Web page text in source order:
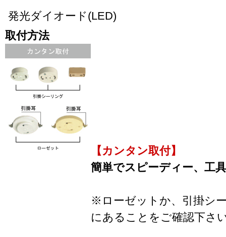
発光ダイオード(LED)
取付方法
【カンタン取付】
簡単でスピーディー、工
※ローゼットか、引掛シ
にあることをご確認下さ